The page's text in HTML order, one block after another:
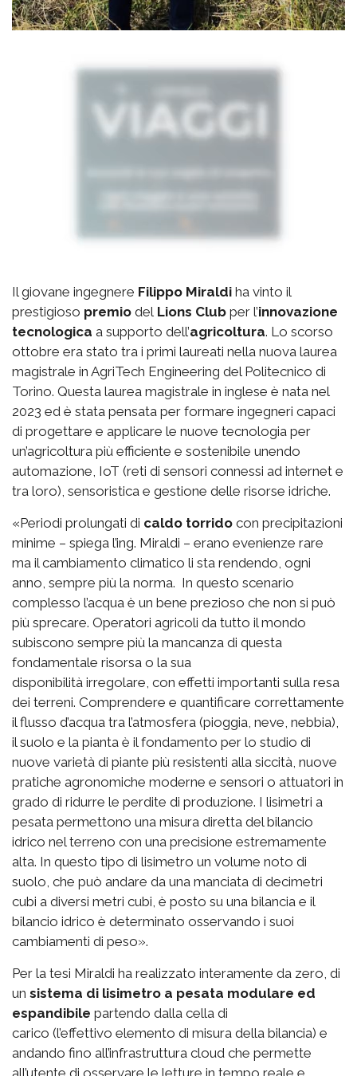
Il giovane ingegnere Filippo Miraldi ha vinto il
prestigioso premio del Lions Club per l’innovazione
tecnologica a supporto dell’agricoltura. Lo scorso
ottobre era stato tra i primi laureati nella nuova laurea
magistrale in AgriTech Engineering del Politecnico di
Torino. Questa laurea magistrale in inglese è nata nel
2023 ed è stata pensata per formare ingegneri capaci
di progettare e applicare le nuove tecnologia per
un’agricoltura più efficiente e sostenibile unendo
automazione, IoT (reti di sensori connessi ad internet e
tra loro), sensoristica e gestione delle risorse idriche.
«Periodi prolungati di caldo torrido con precipitazioni
minime – spiega l’ing. Miraldi – erano evenienze rare
ma il cambiamento climatico li sta rendendo, ogni
anno, sempre più la norma. In questo scenario
complesso l’acqua è un bene prezioso che non si può
più sprecare. Operatori agricoli da tutto il mondo
subiscono sempre più la mancanza di questa
fondamentale risorsa o la sua
disponibilità irregolare, con effetti importanti sulla resa
dei terreni. Comprendere e quantificare correttamente
il flusso d’acqua tra l’atmosfera (pioggia, neve, nebbia),
il suolo e la pianta è il fondamento per lo studio di
nuove varietà di piante più resistenti alla siccità, nuove
pratiche agronomiche moderne e sensori o attuatori in
grado di ridurre le perdite di produzione. I lisimetri a
pesata permettono una misura diretta del bilancio
idrico nel terreno con una precisione estremamente
alta. In questo tipo di lisimetro un volume noto di
suolo, che può andare da una manciata di decimetri
cubi a diversi metri cubi, è posto su una bilancia e il
bilancio idrico è determinato osservando i suoi
cambiamenti di peso».
Per la tesi Miraldi ha realizzato interamente da zero, di
un sistema di lisimetro a pesata modulare ed
espandibile partendo dalla cella di
carico (l’effettivo elemento di misura della bilancia) e
andando fino all’infrastruttura cloud che permette